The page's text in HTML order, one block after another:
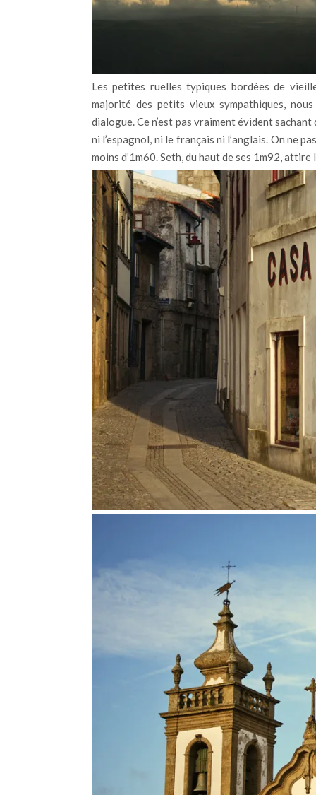
Les petites ruelles typiques bordées de
majorité des petits vieux sympathiques,
dialogue. Ce n’est pas vraiment évident
ni l’espagnol, ni le français ni l’anglais. On ne
moins d’1m60. Seth, du haut de ses 1m92, attire